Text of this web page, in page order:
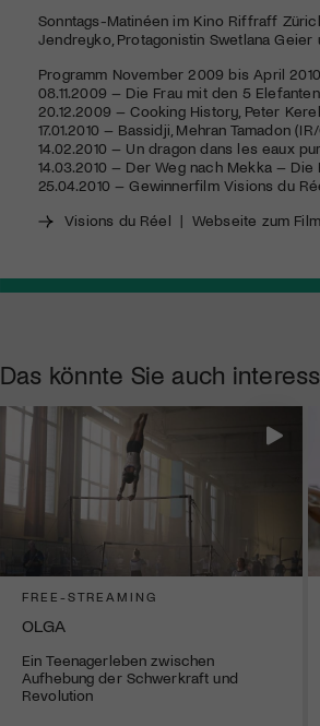
Sonntags-Matinéen im Kino Riffraff
Jendreyko, Protagonistin Swetlana
Programm November 2009 bis April 2010
08.11.2009 – Die Frau mit den 5
20.12.2009 – Cooking History, Peter
17.01.2010 – Bassidji, Mehran Tamadon
14.02.2010 – Un dragon dans les eaux
14.03.2010 – Der Weg nach Mekka –
25.04.2010 – Gewinnerfilm Visions du
Visions du Réel | Webseite zum Film
Das könnte Sie auch
FREE-STREAMING
OLGA
Ein Teenagerleben zwischen
Aufhebung der Schwerkraft und
Revolution